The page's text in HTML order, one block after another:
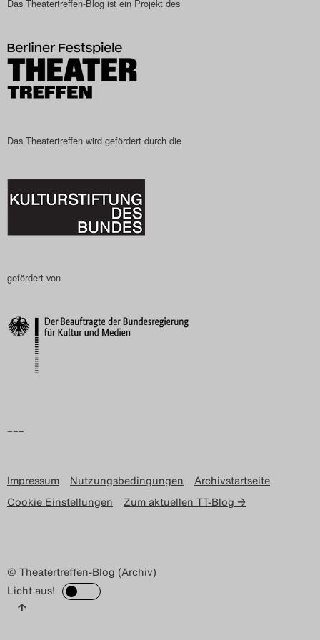
Das Theatertreffen-Blog
Das Theatertreffen-Blog
2025
Das Theatertreffen-Blog
Archiv
Nutzungsbedingungen
Das Theatertreffen-Blog ist ein Projekt des
Das Theatertreffen wird gefördert durch die
gefördert von
–––
Impressum Nutzungsbedingungen
Archivstartseite
Cookie Einstellungen
Zum aktuellen TT-Blog →
© Theatertreffen-Blog (Archiv)
Licht aus!
↑